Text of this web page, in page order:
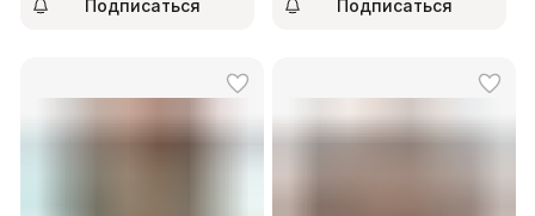
Подписаться
бульона 91грПодписаться